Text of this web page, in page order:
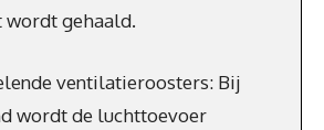
gehaald.
ventilatieroosters: Bij
wordt de luchttoevoer